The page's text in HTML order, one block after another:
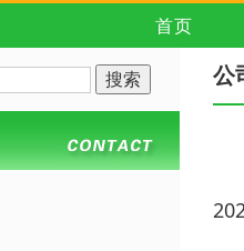
首页
公